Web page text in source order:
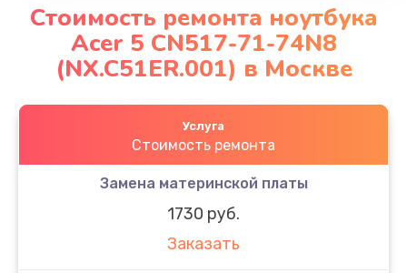
Стоимость ремонта ноутбука
Acer 5 CN517-71-74N8
(NX.C51ER.001) в Москве
Услуга
Стоимость ремонта
Замена материнской платы
1730 руб.
Заказать